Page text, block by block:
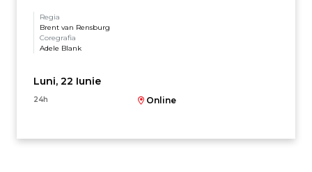
Regia
Brent van Rensburg
Coregrafia
Adele Blank
Luni, 22 Iunie
24h Online